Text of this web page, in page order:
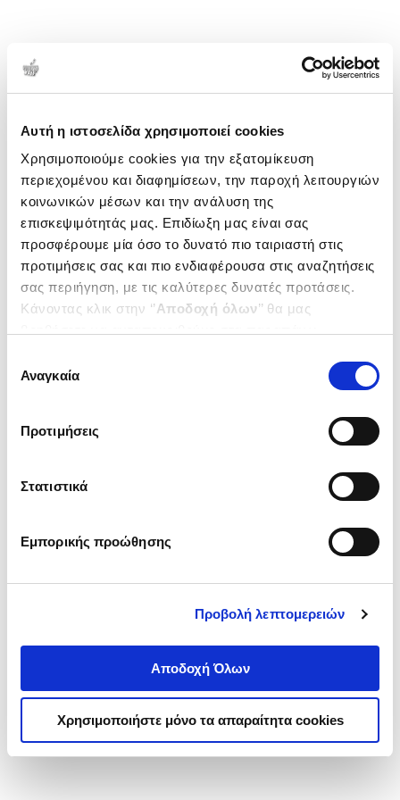
Αυτή η ιστοσελίδα χρησιμοποιεί cookies
Χρησιμοποιούμε cookies για την εξατομίκευση
περιεχομένου και διαφημίσεων, την παροχή λειτουργιών
κοινωνικών μέσων και την ανάλυση της
επισκεψιμότητάς μας. Επιδίωξη μας είναι σας
προσφέρουμε μία όσο το δυνατό πιο ταιριαστή στις
προτιμήσεις σας και πιο ενδιαφέρουσα στις αναζητήσεις
σας περιήγηση, με τις καλύτερες δυνατές προτάσεις.
Κάνοντας κλικ στην ‘’Αποδοχή όλων’’ θα μας
ενδιαφέρουν και να επιλέξετε από τα παρακάτω με την
΄΄και να ενημερωθείτε σχετικά με
συγκατάθεσης
Αναγκαία
Προτιμήσεις
Στατιστικά
Εμπορικής προώθησης
Προβολή λεπτομερειών
Αποδοχή Όλων
Χρησιμοποιήστε μόνο τα απαραίτητα cookies